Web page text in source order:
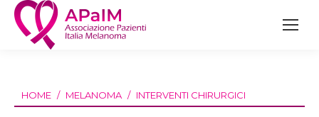
You are here:
HOME MELANOMA INTERVENTI CHIRURGICI